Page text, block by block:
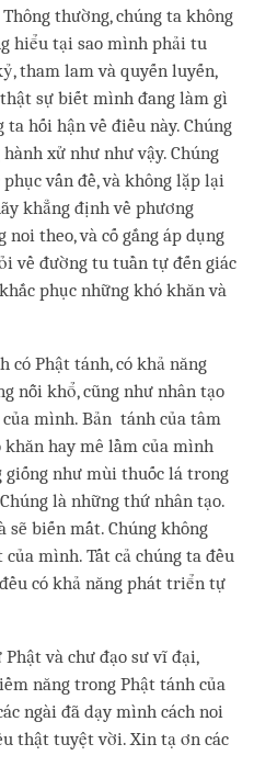
thường, chúng ta không
hiểu tại sao mình phải tu
tham lam và quyến luyến,
sự biết mình đang làm gì
hối hận về điều này. Chúng
xử như như vậy. Chúng
vấn đề, và không lặp lại
khẳng định về phương
theo, và cố gắng áp dụng
về đường tu tuần tự đến giác
phục những khó khăn và
Phật tánh, có khả năng
nỗi khổ, cũng như nhân tạo
mình. Bản tánh của tâm
hay mê lầm của mình
giống như mùi thuốc lá trong
là những thứ nhân tạo.
sẽ biến mất. Chúng không
mình. Tất cả chúng ta đều
có khả năng phát triển tự
và chư đạo sư vĩ đại,
năng trong Phật tánh của
ngài đã dạy mình cách noi
thật tuyệt vời. Xin tạ ơn các